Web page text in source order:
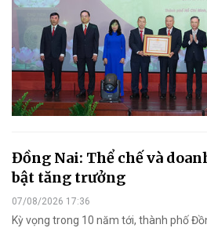
Đồng Nai: Thể chế và
bật tăng trưởng
07/08/2026 17:36
Kỳ vọng trong 10 năm tới, thành phố